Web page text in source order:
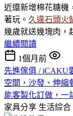
近還新增棉花糖機
著玩。 久違石頭火
幾歲就送幾塊肉，
繼續閱讀
1個月前
先進傢俱 / iCAKU
空間，沙發、伸縮
能客製化訂做，一
家具分享 生活綜合